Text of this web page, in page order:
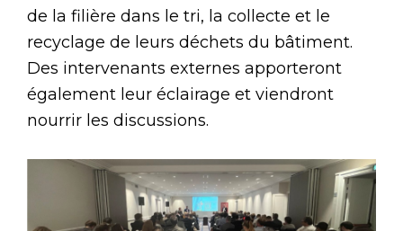
de la filière dans le tri, la collecte et le
recyclage de leurs déchets du bâtiment.
Des intervenants externes apporteront
également leur éclairage et viendront
nourrir les discussions.